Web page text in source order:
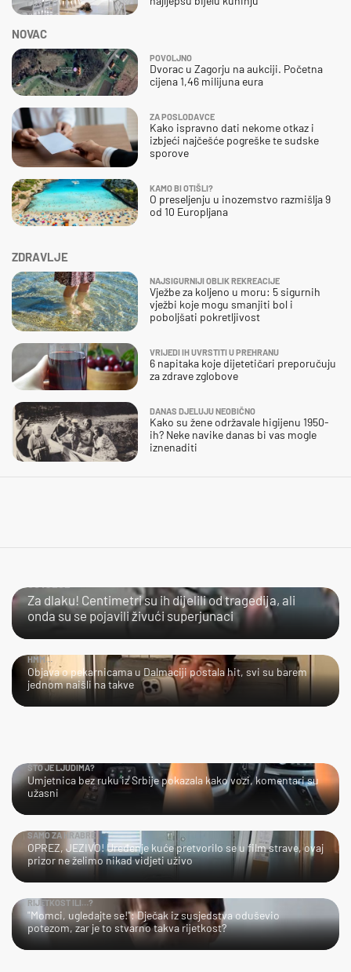
ZDRAVLJE
NAJSIGURNIJI OBLIK REKREACIJE
Vježbe za koljeno u moru: 5 sigurnih
vježbi koje mogu smanjiti bol i
poboljšati pokretljivost
VRIJEDI IH UVRSTITI U PREHRANU
6 napitaka koje dijetetičari preporučuju
za zdrave zglobove
DANAS DJELUJU NEOBIČNO
Kako su žene održavale higijenu 1950-
ih? Neke navike danas bi vas mogle
iznenaditi
NOVAC
POVOLJNO
Dvorac u Zagorju na aukciji. Početna
cijena 1,46 milijuna eura
ZA POSLODAVCE
Kako ispravno dati nekome otkaz i
izbjeći najčešće pogreške te sudske
sporove
KAMO BI OTIŠLI?
O preseljenju u inozemstvo razmišlja 9
od 10 Europljana
Za dlaku! Centimetri su ih dijelili od tragedija, ali
onda su se pojavili živući superjunaci
HMM…
Objava o pekarnicama u Dalmaciji postala hit, svi su barem
jednom naišli na takve
ŠTO JE LJUDIMA?
Umjetnica bez ruku iz Srbije pokazala kako vozi, komentari su
užasni
SAMO ZA HRABRE
OPREZ, JEZIVO! Uređenje kuće pretvorilo se u film strave, ovaj
prizor ne želimo nikad vidjeti uživo
RIJETKOST ILI…?
"Momci, ugledajte se!": Dječak iz susjedstva oduševio
potezom, zar je to stvarno takva rijetkost?